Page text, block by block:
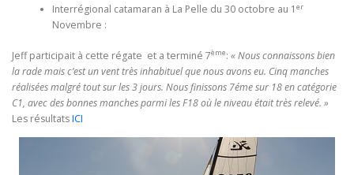
Interrégional catamaran à La Pelle du 30 octobre au 1 er
Novembre :
Jeff participait à cette régate et a terminé 7ème: « Nous connaissons bien
la rade mais c’est un vent très inhabituel que nous avons eu. Cinq manches
réalisées malgré tout sur les 3 jours. Nous finissons 7éme sur 18 en catégorie
C1, avec des bonnes manches parmi les F18 où le niveau était très relevé. »
Les résultatsICI